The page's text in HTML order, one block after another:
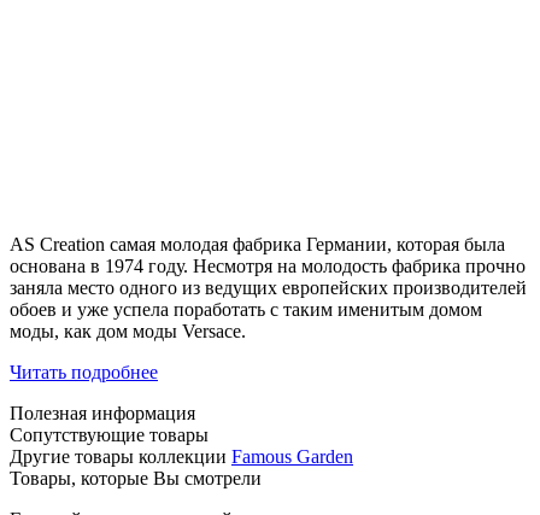
AS Creation самая молодая фабрика Германии, которая была
основана в 1974 году. Несмотря на молодость фабрика прочно
заняла место одного из ведущих европейских производителей
обоев и уже успела поработать с таким именитым домом
моды, как дом моды Versace.
Читать подробнее
Полезная информация
Сопутствующие товары
Другие товары коллекции Famous Garden
Товары, которые Вы смотрели